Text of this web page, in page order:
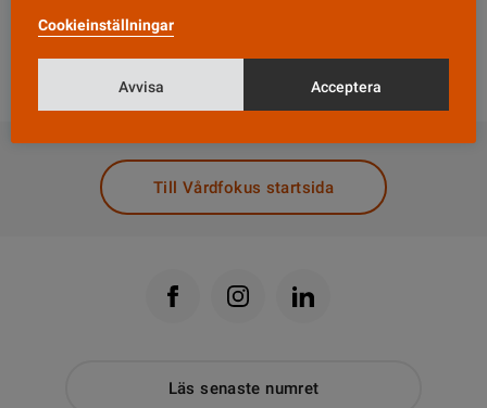
depression har tidigare varit en kraftigt
underdiagnostiserad sjukdom hos gamla människor.
Till Vårdfokus startsida
Läs senaste numret
Cookieinställningar
Avvisa Acceptera